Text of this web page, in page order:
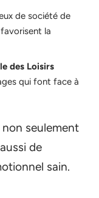
de société de
la
des Loisirs
qui font face à
seulement
de
sain.